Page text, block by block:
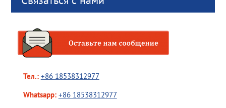
Тел.: +86 18538312977
Whatsapp: +86 18538312977